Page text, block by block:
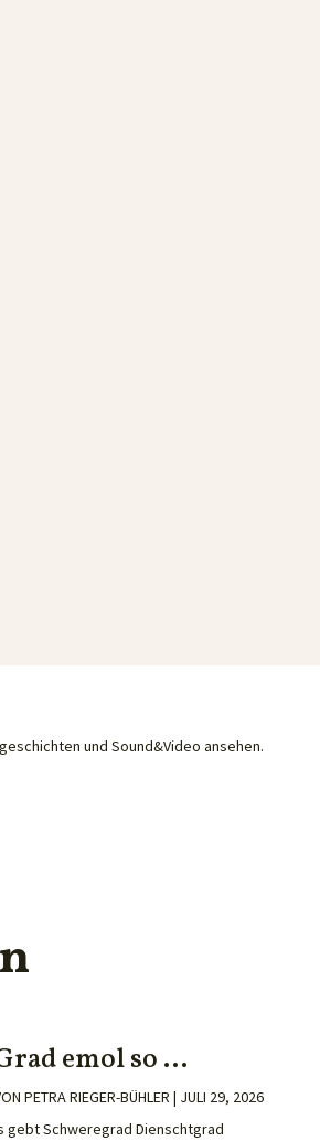
und Sound&Video ansehen.
emol so …
PETRA RIEGER-BÜHLER | JULI 29, 2026
gebt Schweregrad Dienschtgrad